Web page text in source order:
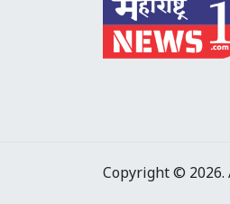
Copyright © 2026.